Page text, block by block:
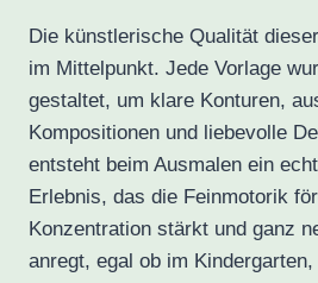
Die künstlerische Qualität
im Mittelpunkt. Jede Vorlage
gestaltet, um klare Konturen,
Kompositionen und liebevolle
entsteht beim Ausmalen ein
Erlebnis, das die Feinmotorik
Konzentration stärkt und ganz
anregt, egal ob im